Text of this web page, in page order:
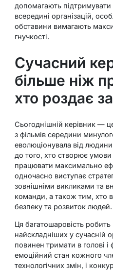
допомагають підтримувати
всередині організацій,
обставини вимагають
гнучкості.
Сучасний
більше ніж
хто роздає
Сьогоднішній керівник —
з фільмів середини
еволюціонувала від
до того, хто створює
працювати максимально
одночасно виступає
зовнішніми викликами та
команди, а також тим, хто
безпеку та розвиток людей.
Ця багатошаровість
найскладніших у сучасній
повинен тримати в голові і
емоційний стан кожного
технологічних змін, і